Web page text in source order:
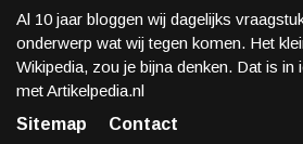
Al 10 jaar bloggen wij dagelijks
onderwerp wat wij tegen komen. Het
Wikipedia, zou je bijna denken. Dat is in
met Artikelpedia.nl
Sitemap
Contact